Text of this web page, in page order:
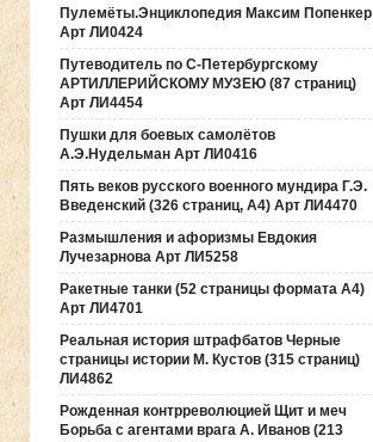
Пулемёты.Энциклопедия Максим Попенкер
Арт ЛИ0424
Путеводитель по С-Петербургскому
АРТИЛЛЕРИЙСКОМУ МУЗЕЮ (87 страниц)
Арт ЛИ4454
Пушки для боевых самолётов
А.Э.Нудельман Арт ЛИ0416
Пять веков русского военного мундира Г.Э.
Введенский (326 страниц, А4) Арт ЛИ4470
Размышления и афоризмы Евдокия
Лучезарнова Арт ЛИ5258
Ракетные танки (52 страницы формата А4)
Арт ЛИ4701
Реальная история штрафбатов Черные
страницы истории М. Кустов (315 страниц)
ЛИ4862
Рожденная контрреволюцией Щит и меч
Борьба с агентами врага А. Иванов (213